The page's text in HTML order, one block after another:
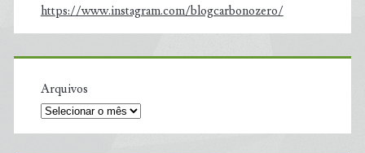
https://www.instagram.com/blogcarbonozero/
Arquivos